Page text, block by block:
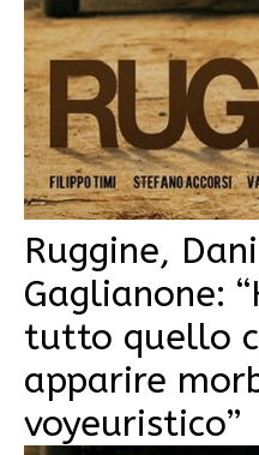
Ruggine,
Gaglianone:
tutto quello
apparire
voyeuristico”